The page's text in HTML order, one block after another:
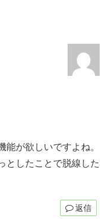
能が欲しいですよね。
としたことで脱線した
返信